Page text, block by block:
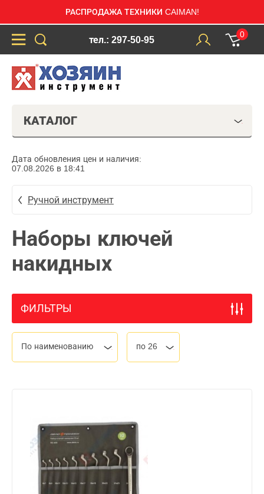
РАСПРОДАЖА ТЕХНИКИ CAIMAN!
тел.: 297-50-95
0
КАТАЛОГ
Дата обновления цен и наличия:
07.08.2026 в 18:41
Ручной инструмент
Наборы ключей
накидных
ФИЛЬТРЫ
По наименованию по 26